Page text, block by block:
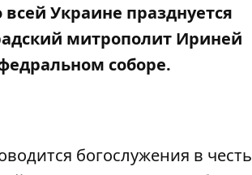
Украине празднуется
митрополит Ириней
соборе.
богослужения в честь